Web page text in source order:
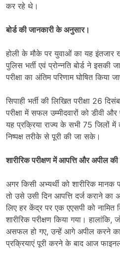
कर रहे थे।
बोर्ड की जानकारी के अनुसार।
होली के मौके पर युवाओं का यह इंतजार
पुलिस भर्ती एवं प्रोन्नति बोर्ड ने इसकी
परीक्षा का अंतिम परिणाम घोषित किया
सिपाही भर्ती की लिखित परीक्षा 26
परीक्षा में सफल उम्मीदवारों को डीवी
यह प्रक्रिया राज्य के सभी 75 जिलों में
निष्पक्ष तरीके से पूरी की जा सके।
शारीरिक परीक्षण में आपत्ति और अपील की
अगर किसी अभ्यर्थी को शारीरिक मानक
तो उसे उसी दिन आपत्ति दर्ज कराने का
लिए हर केंद्र पर एक एएसपी को नामित
शारीरिक परीक्षण किया गया। हालांकि,
असफल हो गए, उन्हें आगे अपील करने का
प्रक्रियाएं पूरी करने के बाद आज फाइनल